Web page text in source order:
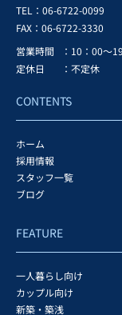
TEL：06-6722-0099
FAX： 06-6722-3330
営業時間
：10：00～
定休日
：不定休
CONTENTS
ホーム
採用情報
スタッフ一覧
ブログ
FEATURE
一人暮らし向け
カップル向け
新築・築浅